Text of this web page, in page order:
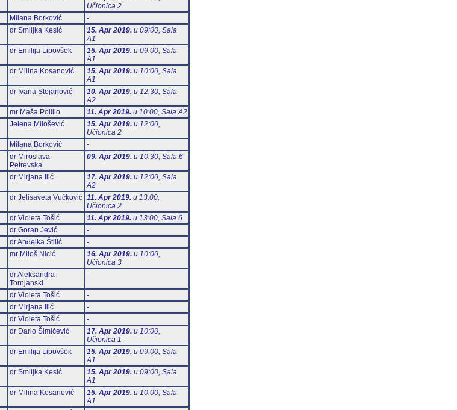
Učionica 2
Milana Borković
-
dr Smiljka Kesić 15. Apr 2019.u 09:00, Sala
А1
dr Emilija Lipovšek 15. Apr 2019.u 09:00, Sala
А1
dr Milina Kosanović 15. Apr 2019.u 10:00, Sala
А1
dr Ivana Stojanović 10. Apr 2019.u 12:30, Sala
А2
mr Maša Polillo 11. Apr 2019.u 10:00, Sala А2
Jelena Milošević 15. Apr 2019.u 12:00,
Učionica 2
Milana Borković
-
dr Miroslava
Petrevska
09. Apr 2019.u 10:30, Sala 6
dr Mirjana Ilić 17. Apr 2019.u 12:00, Sala
А2
dr Jelisaveta Vučković 11. Apr 2019.u 13:00,
Učionica 2
dr Violeta Tošić 11. Apr 2019.u 13:00, Sala 6
dr Goran Jević
-
dr Anđelka Štilić
-
mr Miloš Nicić 16. Apr 2019.u 10:00,
Učionica 3
dr Aleksandra
Tornjanski
-
dr Violeta Tošić
-
dr Mirjana Ilić
-
dr Violeta Tošić
-
dr Dario Šimičević 17. Apr 2019.u 10:00,
Učionica 1
dr Emilija Lipovšek 15. Apr 2019.u 09:00, Sala
А1
dr Smiljka Kesić 15. Apr 2019.u 09:00, Sala
А1
dr Milina Kosanović 15. Apr 2019.u 10:00, Sala
А1